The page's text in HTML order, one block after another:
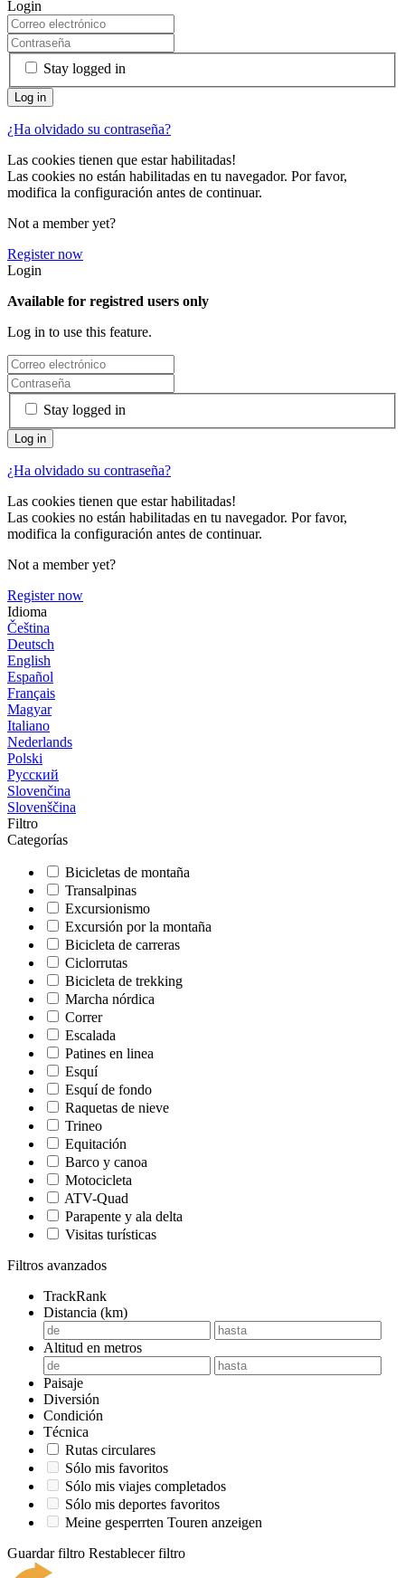
Login
Stay logged in
¿Ha olvidado su contraseña?
Las cookies tienen que estar habilitadas!
Las cookies no están habilitadas en tu navegador. Por favor,
modifica la configuración antes de continuar.
Not a member yet?
Register now
Login
Available for registred users only
Log in to use this feature.
Stay logged in
¿Ha olvidado su contraseña?
Las cookies tienen que estar habilitadas!
Las cookies no están habilitadas en tu navegador. Por favor,
modifica la configuración antes de continuar.
Not a member yet?
Register now
Idioma
Čeština
Deutsch
English
Español
Français
Magyar
Italiano
Nederlands
Polski
Русский
Slovenčina
Slovenščina
Filtro
Categorías
Bicicletas de montaña
Transalpinas
Excursionismo
Excursión por la montaña
Bicicleta de carreras
Ciclorrutas
Bicicleta de trekking
Marcha nórdica
Correr
Escalada
Patines en linea
Esquí
Esquí de fondo
Raquetas de nieve
Trineo
Equitación
Barco y canoa
Motocicleta
ATV-Quad
Parapente y ala delta
Visitas turísticas
Filtros avanzados
TrackRank
Distancia (km)
Altitud en metros
Paisaje
Diversión
Condición
Técnica
Rutas circulares
Sólo mis favoritos
Sólo mis viajes completados
Sólo mis deportes favoritos
Meine gesperrten Touren anzeigen
Guardar filtro Restablecer filtro